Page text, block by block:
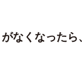
がなくなった